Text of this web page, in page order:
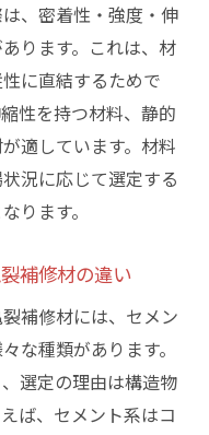
、密着性・強度・伸
ります。これは、材
に直結するためで
性を持つ材料、静的
適しています。材料
況に応じて選定する
ります。
補修材の違い
補修材には、セメン
な種類があります。
選定の理由は構造物
ば、セメント系はコ